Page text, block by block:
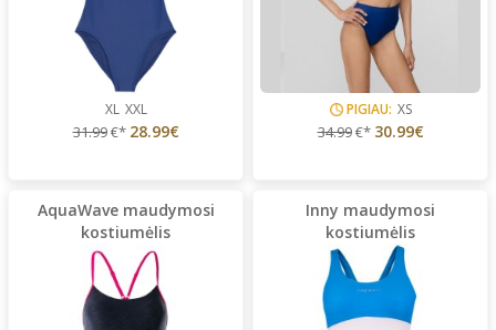
XL XXL
31.99€* 28.99€
PIGIAU: XS
34.99€* 30.99€
AquaWave maudymosi
kostiumėlis
Inny maudymosi
kostiumėlis